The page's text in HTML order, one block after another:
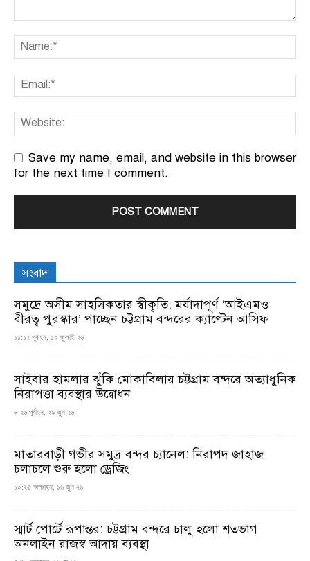
Save my name, email, and website in this browser
for the next time I comment.
সংবাদ
সমুদ্রে অসীম সাহসিকতার স্বীকৃতি: মর্যাদাপূর্ণ ‘আইএমও
বীরত্ব পুরস্কার’ পাচ্ছেন চট্টগ্রাম বন্দরের ক্যাপ্টেন আসিফ
১১:১২ পূর্বাহ্ন, ১০ জুলাই ২৬
সাইবার হামলার ঝুঁকি মোকাবিলায় চট্টগ্রাম বন্দরে অত্যাধুনিক
নিরাপত্তা ব্যবস্থার উদ্বোধন
৮:২৬ পূর্বাহ্ন, ২৯ জুন ২৬
মাতারবাড়ী গভীর সমুদ্র বন্দর চ্যানেল: নিরাপদ জাহাজ
চলাচলে শুরু হলো ড্রেজিং
১০:২৫ অপরাহ্ন, ১৬ জুন ২৬
স্মার্ট পোর্টে রূপান্তর: চট্টগ্রাম বন্দরে চালু হলো শতভাগ
অনলাইন রাজস্ব আদায় ব্যবস্থা